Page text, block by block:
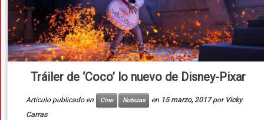
Tráiler de ‘Coco’ lo nuevo de Disney-Pixar
Artículo publicado en Cine Noticias en 15 marzo, 2017 por Vicky
Carras